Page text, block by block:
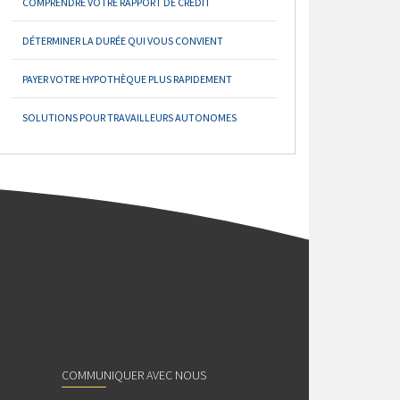
DÉTERMINER LA DURÉE QUI VOUS CONVIENT
PAYER VOTRE HYPOTHÈQUE PLUS RAPIDEMENT
SOLUTIONS POUR TRAVAILLEURS AUTONOMES
COMMUNIQUER AVEC NOUS